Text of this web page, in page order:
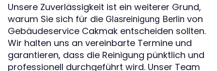
Unsere Zuverlässigkeit ist ein weiterer Grund,
warum Sie sich für die Glasreinigung Berlin von
Gebäudeservice Cakmak entscheiden sollten.
Wir halten uns an vereinbarte Termine und
garantieren, dass die Reinigung pünktlich und
professionell durchgeführt wird. Unser Team